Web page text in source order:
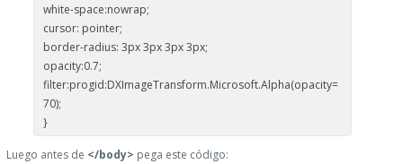
white-space:nowrap;
cursor: pointer;
border-radius: 3px 3px 3px 3px;
opacity:0.7;
filter:progid:DXImageTransform.Microsoft.Alpha(opacity=
70);
}
Luego antes de </body> pega este código: